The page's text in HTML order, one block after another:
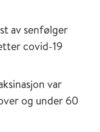
av senfølger
covid-19
var
og under 60